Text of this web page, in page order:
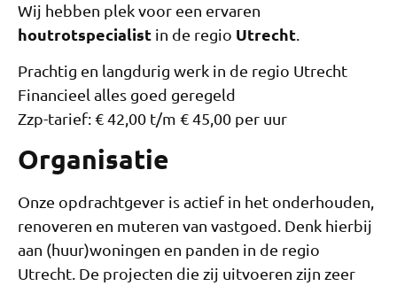
Wij hebben plek voor een ervaren
houtrotspecialist in de regio Utrecht
Prachtig en langdurig werk in de regio Utrecht
Financieel alles goed geregeld
Zzp-tarief: € 42,00 t/m € 45,00 per uur
Organisatie
Onze opdrachtgever is actief in het onderhouden,
renoveren en muteren van vastgoed. Denk hierbij
aan (huur)woningen en panden in de regio
Utrecht. De projecten die zij uitvoeren zijn zeer